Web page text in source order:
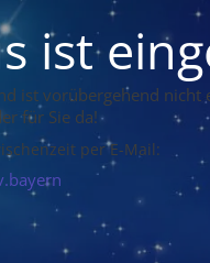
ist
ist vorübergehend nicht
für Sie da!
per E-Mail: